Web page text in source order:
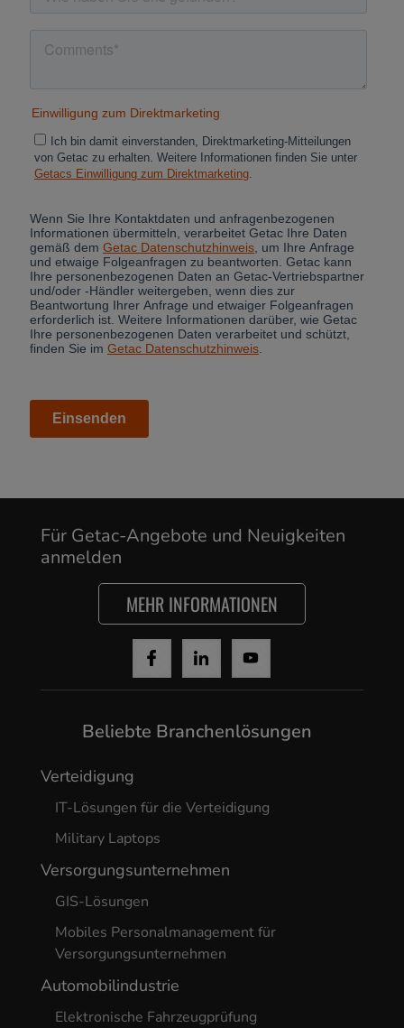
Für Getac-Angebote und Neuigkeiten
anmelden
MEHR INFORMATIONEN
Beliebte Branchenlösungen
Verteidigung
IT-Lösungen für die Verteidigung
Military Laptops
Versorgungsunternehmen
GIS-Lösungen
Mobiles Personalmanagement für
Versorgungsunternehmen
Automobilindustrie
Elektronische Fahrzeugprüfung